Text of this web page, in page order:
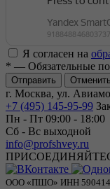
Я согласен на
* — Обязательные
Отменить
г. Москва, ул.
+7 (495) 145-95-99
Пн - Пт 09:00 - 18:00
Сб - Вс выходной
info@profshvey.ru
ООО «ПШО» ИНН